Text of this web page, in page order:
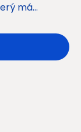
má